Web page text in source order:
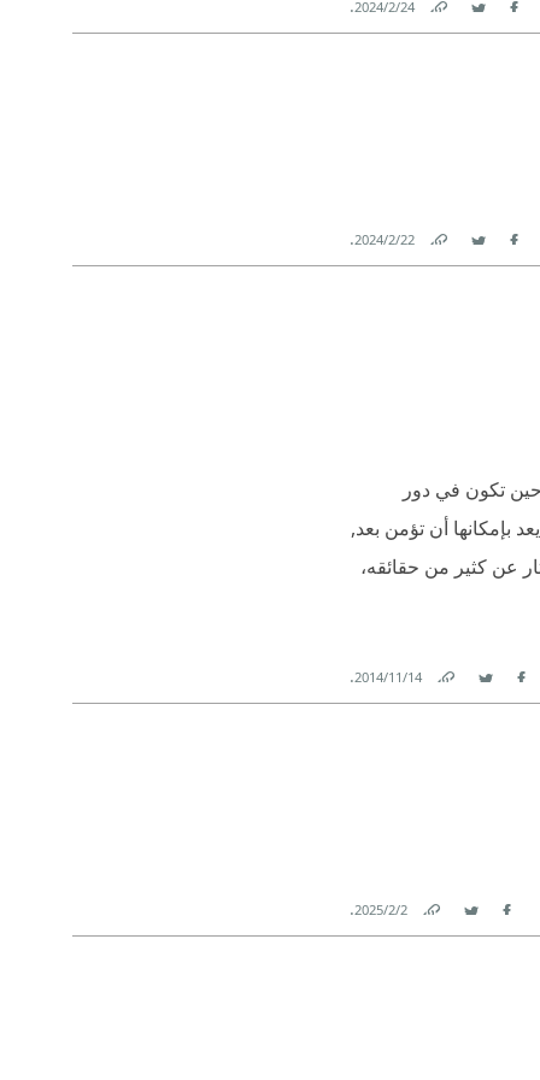
Facebook
Twitter
Link
24‏/2‏/2024
.
Facebook
Twitter
Link
22‏/2‏/2024
.
تكون في دور
بإمكانها أن تؤمن بعد,
عن كثير من حقائقه،
Facebook
Twitter
Link
14‏/11‏/2014
.
Facebook
Twitter
Link
2‏/2‏/2025
.